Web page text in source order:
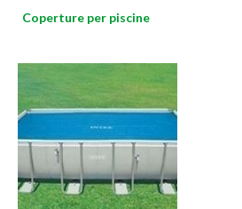
Coperture per piscine